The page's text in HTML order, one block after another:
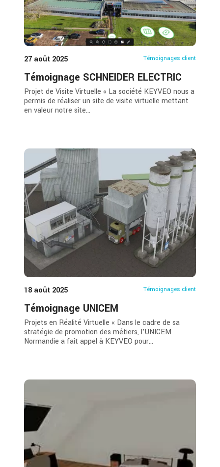
27 août 2025 Témoignages client
Témoignage SCHNEIDER ELECTRIC
Projet de Visite Virtuelle « La société KEYVEO nous a
permis de réaliser un site de visite virtuelle mettant
en valeur notre site...
18 août 2025 Témoignages client
Témoignage UNICEM
Projets en Réalité Virtuelle « Dans le cadre de sa
stratégie de promotion des métiers, l’UNICEM
Normandie a fait appel à KEYVEO pour...